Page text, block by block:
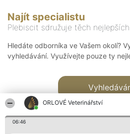
ORLOVÉ Veterinářství
06:46
Najít specialistu
Plebiscit sdružuje těch
Hledáte odborníka ve Vašem okolí?
vyhledávání. Využívejte pouze ty